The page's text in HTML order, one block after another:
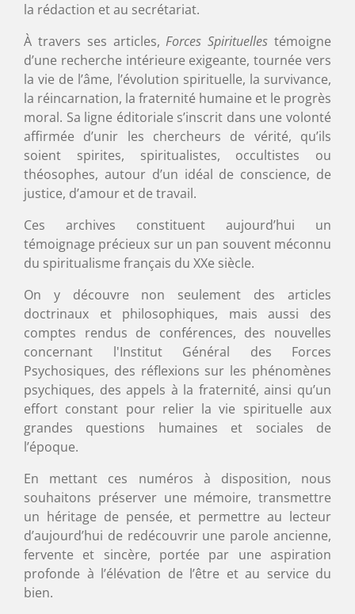
la rédaction et au secrétariat.
À travers ses articles,Forces Spirituelles témoigne
d’une recherche intérieure exigeante, tournée vers
la vie de l’âme, l’évolution spirituelle, la survivance,
la réincarnation, la fraternité humaine et le progrès
moral. Sa ligne éditoriale s’inscrit dans une volonté
affirmée d’unir les chercheurs de vérité, qu’ils
soient spirites, spiritualistes, occultistes ou
théosophes, autour d’un idéal de conscience, de
justice, d’amour et de travail.
Ces archives constituent aujourd’hui un
témoignage précieux sur un pan souvent méconnu
du spiritualisme français du XXe siècle.
On y découvre non seulement des articles
doctrinaux et philosophiques, mais aussi des
comptes rendus de conférences, des nouvelles
concernant l'Institut Général des Forces
Psychosiques, des réflexions sur les phénomènes
psychiques, des appels à la fraternité, ainsi qu’un
effort constant pour relier la vie spirituelle aux
grandes questions humaines et sociales de
l’époque.
En mettant ces numéros à disposition, nous
souhaitons préserver une mémoire, transmettre
un héritage de pensée, et permettre au lecteur
d’aujourd’hui de redécouvrir une parole ancienne,
fervente et sincère, portée par une aspiration
profonde à l’élévation de l’être et au service du
bien.